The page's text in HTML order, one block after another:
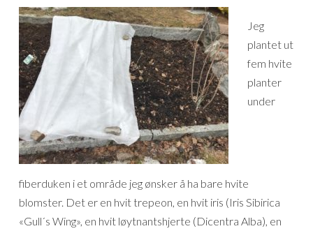
Jeg
plantet ut
fem hvite
planter
under
fiberduken i et område jeg ønsker å ha bare hvite
blomster. Det er en hvit trepeon, en hvit iris (Iris Sibirica
«Gull´s Wing», en hvit løytnantshjerte (Dicentra Alba), en